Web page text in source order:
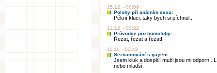
15.12. - 00:09
Polohy při análním sexu:
Pěkní kluci, taky bych si píchnul...
12.12. - 00:22
Průvodce pro homofoby:
Řezat, řezat a řezat!
11.11. - 02:42
Seznamování s gayem:
Jsem kluk a dospělí muži jsou mi odporní.
nebo mladší.